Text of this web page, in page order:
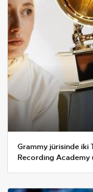
Grammy jürisinde iki
Recording Academy